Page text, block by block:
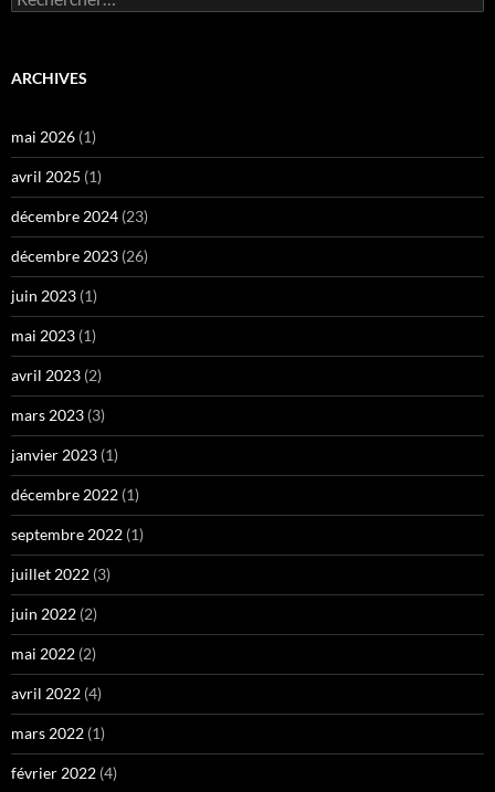
ARCHIVES
mai 2026 (1)
avril 2025 (1)
décembre 2024 (23)
décembre 2023 (26)
juin 2023 (1)
mai 2023 (1)
avril 2023 (2)
mars 2023 (3)
janvier 2023 (1)
décembre 2022 (1)
septembre 2022 (1)
juillet 2022 (3)
juin 2022 (2)
mai 2022 (2)
avril 2022 (4)
mars 2022 (1)
février 2022 (4)